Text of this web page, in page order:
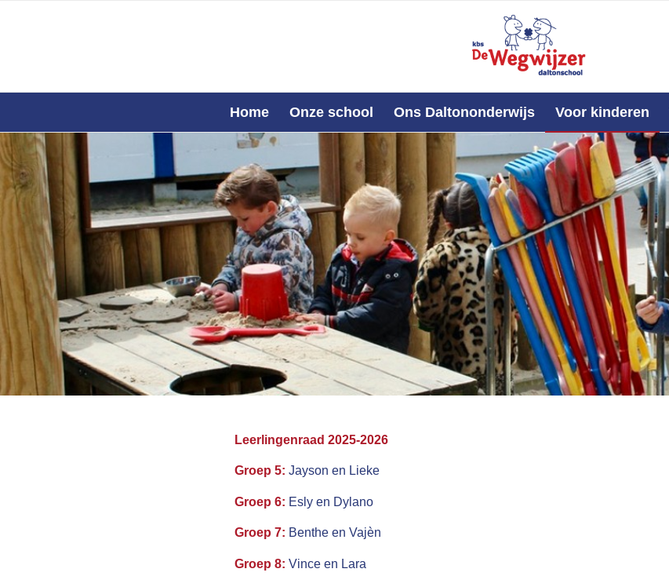
Home Onze school Ons Daltononderwijs Voor kinderen
Leerlingenraad 2025-2026
Groep 5: Jayson en Lieke
Groep 6: Esly en Dylano
Groep 7: Benthe en Vajèn
Groep 8: Vince en Lara